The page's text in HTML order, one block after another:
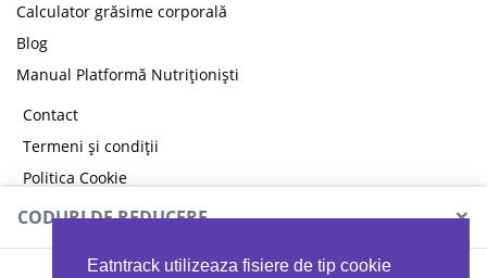
Eatntrack utilizeaza fisiere de tip cookie
Calculator grăsime corporală
Blog
Manual Platformă Nutriționiști
Contact
Termeni și condiții
Politica Cookie
Politica de confidențialitate
CODURI DE REDUCERE ×